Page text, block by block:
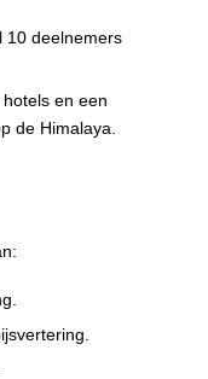
10 deelnemers
en een
de Himalaya.